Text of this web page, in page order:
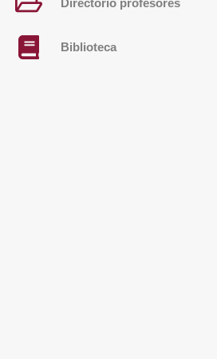
Directorio profesores
Biblioteca